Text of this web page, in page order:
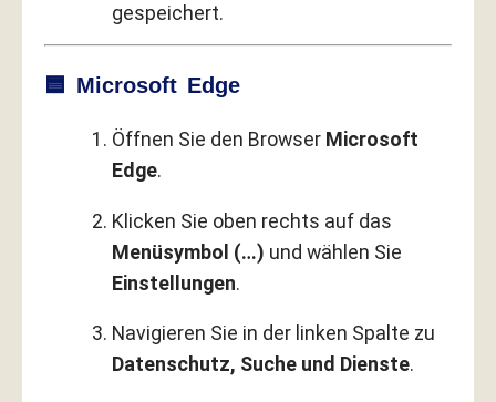
gespeichert.
🟦 Microsoft Edge
Öffnen Sie den Browser Microsoft
Edge.
Klicken Sie oben rechts auf das
Menüsymbol (…) und wählen Sie
Einstellungen.
Navigieren Sie in der linken Spalte zu
Datenschutz, Suche und Dienste.